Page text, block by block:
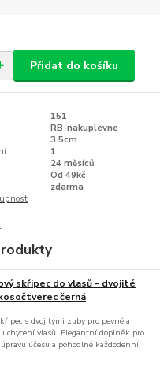
Přidat do košíku
151
RB-nakuplevne
3.5cm
1
24 měsíců
Od 49kč
zdarma
skřipec do vlasů - dvojité
černá
s dvojitými zuby pro pevné a
vlasů. Elegantní doplněk pro
účesu a pohodlné každodenní